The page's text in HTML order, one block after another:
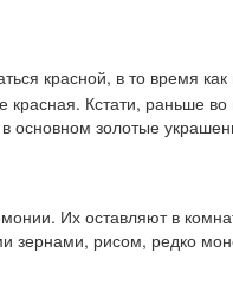
красной, в то время
Кстати, раньше
основном золотые
Их оставляют в
зернами, рисом, редко